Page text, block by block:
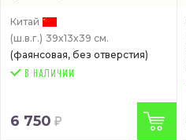
Китай
(ш.в.г.) 39x13x39 см.
(фаянсовая, без отверстия)
6 750